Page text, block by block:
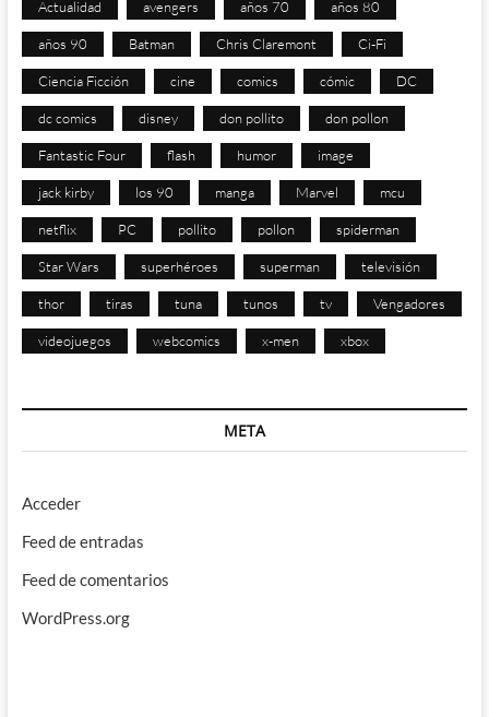
Actualidad avengers años 70 años 80
años 90 Batman Chris Claremont Ci-Fi
Ciencia Ficción cine comics cómic DC
dc comics disney don pollito don pollon
Fantastic Four flash humor image
jack kirby los 90 manga Marvel mcu
netflix PC pollito pollon spiderman
Star Wars superhéroes superman televisión
thor tiras tuna tunos tv Vengadores
videojuegos webcomics x-men xbox
META
Acceder
Feed de entradas
Feed de comentarios
WordPress.org